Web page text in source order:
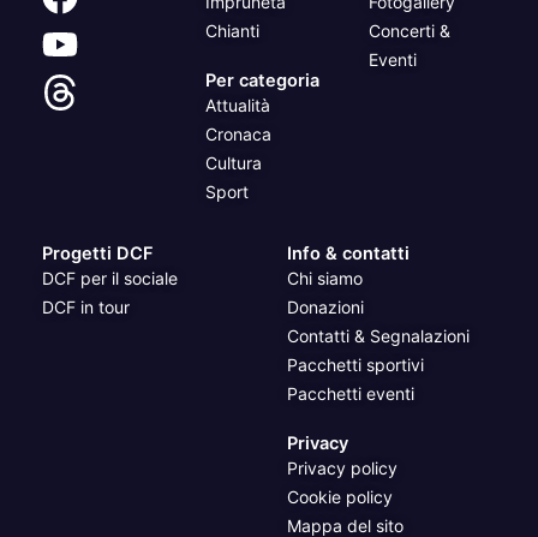
Chianti
Per categoria
Attualità
Cronaca
Cultura
Sport
Concerti &
Eventi
Progetti DCF
DCF per il sociale
DCF in tour
Info & contatti
Chi siamo
Donazioni
Contatti & Segnalazioni
Pacchetti sportivi
Pacchetti eventi
Privacy
Privacy policy
Cookie policy
Mappa del sito